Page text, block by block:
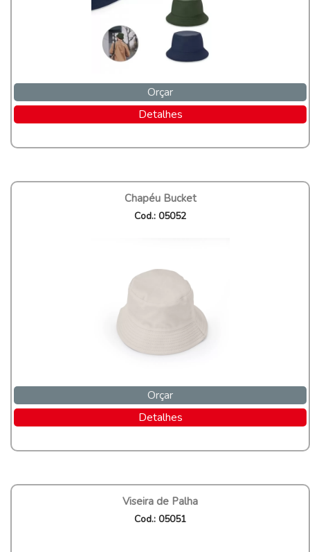
Orçar
Detalhes
Chapéu Bucket
Cod.: 05052
Orçar
Detalhes
Viseira de Palha
Cod.: 05051